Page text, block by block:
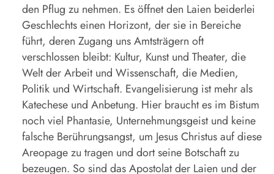
den Pflug zu nehmen. Es öffnet den Laien beiderlei
Geschlechts einen Horizont, der sie in Bereiche
führt, deren Zugang uns Amtsträgern oft
verschlossen bleibt: Kultur, Kunst und Theater, die
Welt der Arbeit und Wissenschaft, die Medien,
Politik und Wirtschaft. Evangelisierung ist mehr als
Katechese und Anbetung. Hier braucht es im Bistum
noch viel Phantasie, Unternehmungsgeist und keine
falsche Berührungsangst, um Jesus Christus auf diese
Areopage zu tragen und dort seine Botschaft zu
bezeugen. So sind das Apostolat der Laien und der